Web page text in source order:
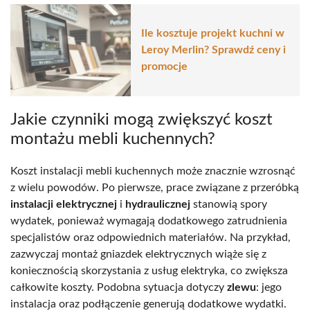
Ile kosztuje projekt kuchni w
Leroy Merlin? Sprawdź ceny i
promocje
Jakie czynniki mogą zwiększyć koszt
montażu mebli kuchennych?
Koszt instalacji mebli kuchennych może znacznie wzrosnąć
z wielu powodów. Po pierwsze, prace związane z przeróbką
instalacji elektrycznej i hydraulicznej stanowią spory
wydatek, ponieważ wymagają dodatkowego zatrudnienia
specjalistów oraz odpowiednich materiałów. Na przykład,
zazwyczaj montaż gniazdek elektrycznych wiąże się z
koniecznością skorzystania z usług elektryka, co zwiększa
całkowite koszty. Podobna sytuacja dotyczy zlewu: jego
instalacja oraz podłączenie generują dodatkowe wydatki.